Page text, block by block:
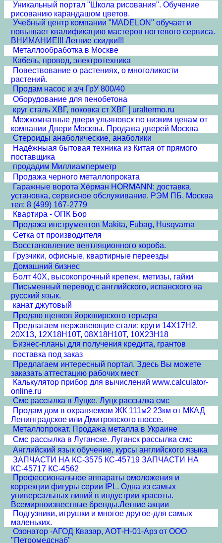
Уникальный портал "Школа рисования". Обучение
рисованию карандашом цветов.
Учебный центр компании "MADELON" обучает и
повышает квалификацию мастеров ногтевого сервиса.
ВНИМАНИЕ!!! Летние скидки!!!
Металлообработка в Москве
Кабель, провод, электротехника
Повествование о растениях, о многоликости
растений.
Продам насос и з/ч ГрУ 800/40
Оборудование для пенобетона
круг сталь ХВГ, поковка ст ХВГ | uraltermo.ru
Межкомнатные двери ульяновск по низким ценам от
компании Двери Москвы. Продажа дверей Москва
Стероиды анаболические, анаболики
Надёжныая бытовая техника из Китая от прямого
поставщика
продадим Миллиамперметр
Продажа черного металлопроката
Гаражные ворота Хёрман HORMANN: доставка,
установка, сервисное обслуживание. РЭМ ПБ, Москва
тел: 8 (499) 167-2779
Квартира - ОПК Бор
Продажа инструментов Makita, Fubag, Husqvarna
Сетка от производителя
Восстановление вентляционного короба.
Грузчики, офисные, квартирные переезды
Домашний бизнес
Болт 40Х, высокопрочный крепеж, метизы, гайки
Письменный перевод с английского, испанского на
русский язык.
канат джутовый
Продаю щенков йоркширского терьера
Предлагаем нержавеющие стали: круги 14Х17Н2,
20Х13, 12Х18Н10Т, 08Х18Н10Т, 10Х23Н18
Бизнес-планы для получения кредита, грантов
поставка под заказ
Предлагаем интересный портал. Здесь Вы можете
заказать аттестацию рабочих мест
Калькулятор прибор для вычислений www.calculator-
online.ru
Смс рассылка в Луцке. Луцк рассылка смс
Продам дом в охраняемом ЖК 111м2 23км от МКАД
Ленинградское или Дмитровского шоссе.
Металлопрокат. Продажа металла в Украине
Смс рассылка в Луганске. Луганск рассылка смс
Английский язык обучение, курсы английского языка
ЗАПЧАСТИ НА КС-3575 КС-45719 ЗАПЧАСТИ НА
КС-45717 КС-4562
Профессиональное аппараты омоложения и
коррекции фигуры серии IPL. Одна из самых
универсальных линий в индустрии красоты.
Всемирноизвестные бренды.Летние акции
Подгузники, игрушки и многое другое-для самых
маленьких.
Озонатор -АГОД Квазар, АОТ-Н-01-Арз от ООО
"Петромедснаб"